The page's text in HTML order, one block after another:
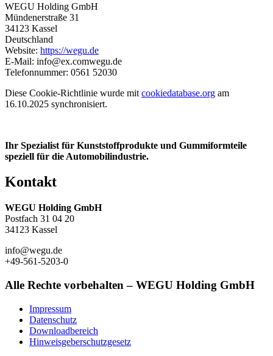
WEGU Holding GmbH
Mündenerstraße 31
34123 Kassel
Deutschland
Website: https://wegu.de
E-Mail: info@ex.comwegu.de
Telefonnummer: 0561 52030
Diese Cookie-Richtlinie wurde mit cookiedatabase.org am
16.10.2025 synchronisiert.
Ihr Spezialist für Kunststoffprodukte und Gummiformteile
speziell für die Automobilindustrie.
Kontakt
WEGU Holding GmbH
Postfach 31 04 20
34123 Kassel
info@wegu.de
+49-561-5203-0
Alle Rechte vorbehalten – WEGU Holding GmbH
Impressum
Datenschutz
Downloadbereich
Hinweisgeberschutzgesetz